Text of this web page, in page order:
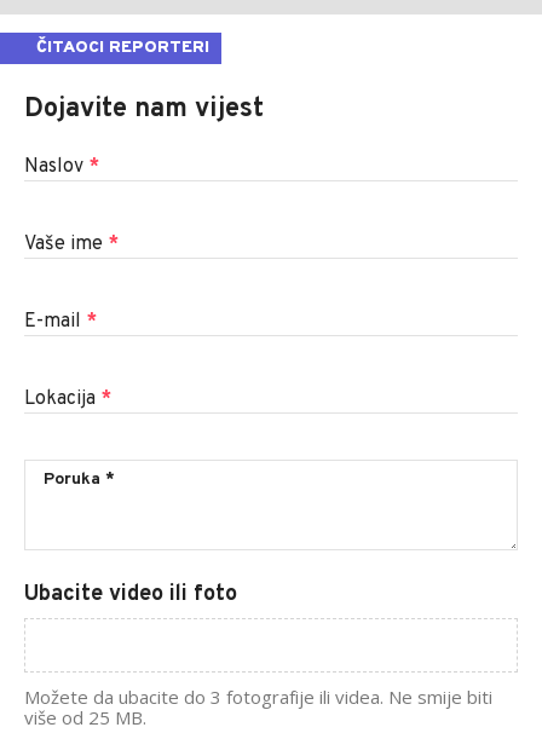
ČITAOCI REPORTERI
Dojavite nam vijest
Naslov *
Vaše ime *
E-mail *
Lokacija *
Ubacite video ili foto
Možete da ubacite do 3 fotografije ili videa. Ne smije biti
više od 25 MB.